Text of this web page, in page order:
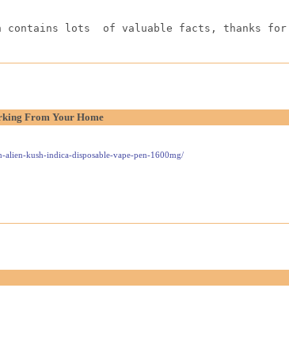
contains lots  of valuable facts, thanks
From Your Home
alien-kush-indica-disposable-vape-pen-1600mg/